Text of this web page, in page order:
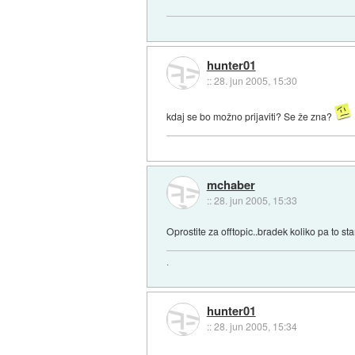
hunter01
::28. jun 2005, 15:30
kdaj se bo možno prijaviti? Se že zna?
mchaber
::28. jun 2005, 15:33
Oprostite za offtopic..bradek koliko pa to
.
hunter01
::28. jun 2005, 15:34